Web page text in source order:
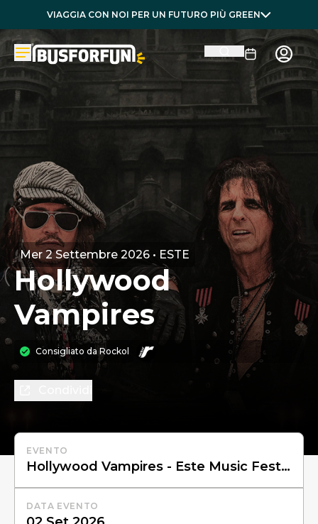
VIAGGIA CON NOI PER UN FUTURO PIÙ GREEN
Mer 2 Settembre 2026 • ESTE
Hollywood
Vampires
Consigliato da Rockol
EVENTO
DATA EVENTO